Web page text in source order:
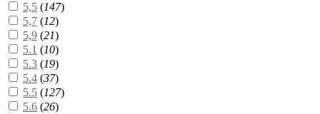
5,5 (147)
5,7 (12)
5,9 (21)
5.1 (10)
5.3 (19)
5.4 (37)
5.5 (127)
5.6 (26)